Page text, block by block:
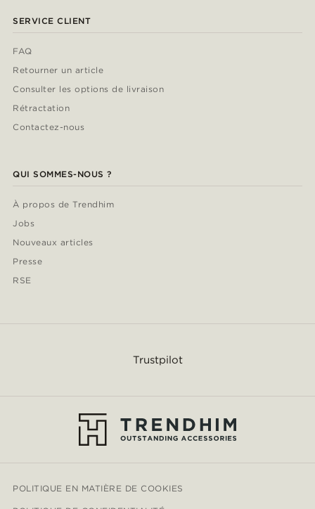
SERVICE CLIENT
FAQ
Retourner un article
Consulter les options de livraison
Rétractation
Contactez-nous
QUI SOMMES-NOUS ?
À propos de Trendhim
Jobs
Nouveaux articles
Presse
RSE
Trustpilot
POLITIQUE EN MATIÈRE DE COOKIES